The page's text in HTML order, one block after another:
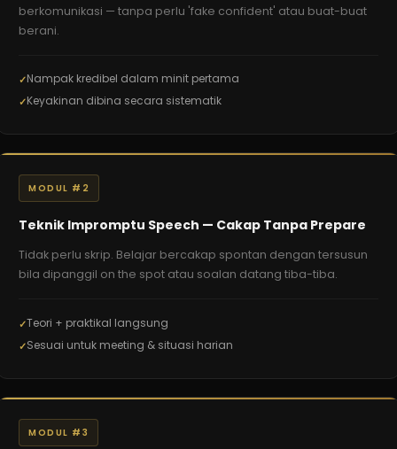
berkomunikasi — tanpa perlu 'fake confident' atau buat-buat
berani.
Nampak kredibel dalam minit pertama
Keyakinan dibina secara sistematik
MODUL #2
Teknik Impromptu Speech — Cakap Tanpa Prepare
Tidak perlu skrip. Belajar bercakap spontan dengan tersusun
bila dipanggil on the spot atau soalan datang tiba-tiba.
Teori + praktikal langsung
Sesuai untuk meeting & situasi harian
MODUL #3